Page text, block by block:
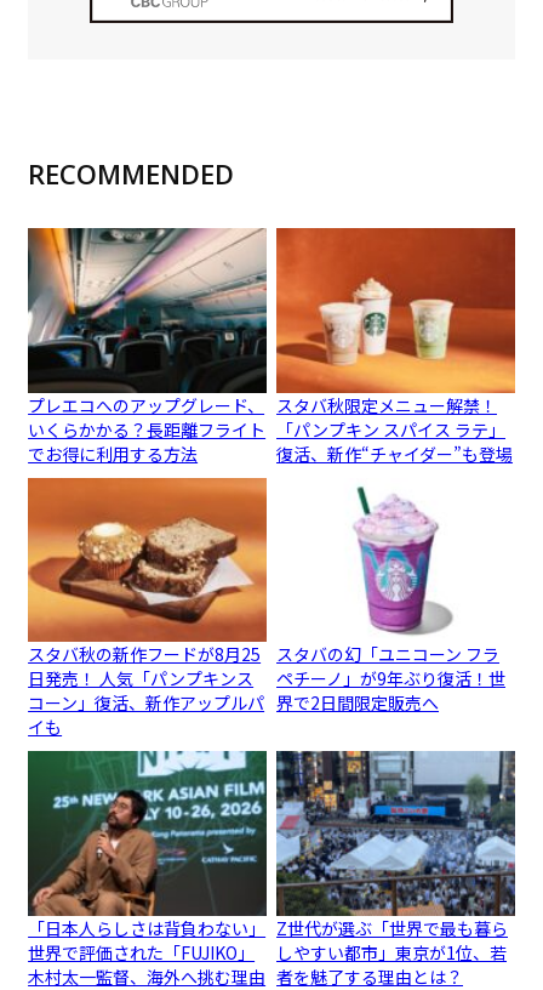
RECOMMENDED
プレエコへのアップグレード、
いくらかかる？長距離フライト
でお得に利用する方法
スタバ秋限定メニュー解禁！
「パンプキン スパイス ラテ」
復活、新作“チャイダー”も登場
スタバ秋の新作フードが8月25
日発売！ 人気「パンプキンス
コーン」復活、新作アップルパ
イも
スタバの幻「ユニコーン フラ
ペチーノ」が9年ぶり復活！世
界で2日間限定販売へ
「日本人らしさは背負わない」
世界で評価された「FUJIKO」
木村太一監督、海外へ挑む理由
Z世代が選ぶ「世界で最も暮ら
しやすい都市」東京が1位、若
者を魅了する理由とは？